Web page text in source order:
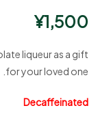
¥1,500
liqueur as a gift
for your loved one.
Decaffeinated